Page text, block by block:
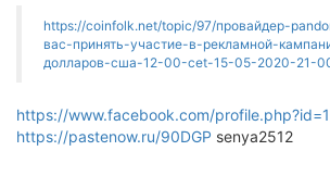
https://coinfolk.net/topic/97/провайдер-
вас-принять-участие-в-рекламной-
долларов-сша-12-00-cet-15-05-2020-21-
https://www.facebook.com/
https://pastenow.ru/90DGP senya2512